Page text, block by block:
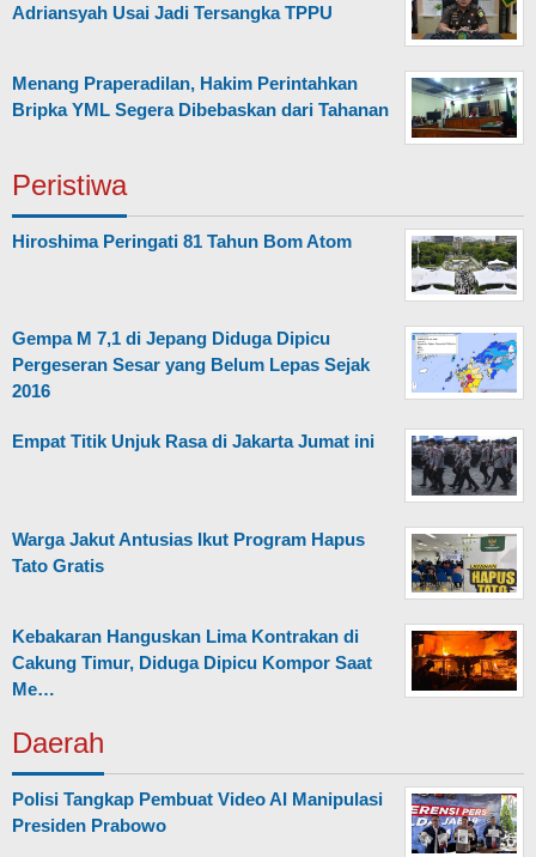
Adriansyah Usai Jadi Tersangka TPPU
Menang Praperadilan, Hakim Perintahkan
Bripka YML Segera Dibebaskan dari Tahanan
Peristiwa
Hiroshima Peringati 81 Tahun Bom Atom
Gempa M 7,1 di Jepang Diduga Dipicu
Pergeseran Sesar yang Belum Lepas Sejak
2016
Empat Titik Unjuk Rasa di Jakarta Jumat ini
Warga Jakut Antusias Ikut Program Hapus
Tato Gratis
Kebakaran Hanguskan Lima Kontrakan di
Cakung Timur, Diduga Dipicu Kompor Saat
Me…
Daerah
Polisi Tangkap Pembuat Video AI Manipulasi
Presiden Prabowo